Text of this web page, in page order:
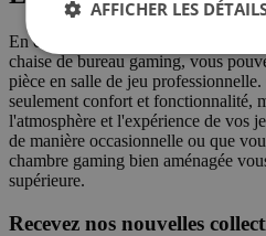
En combinant correctement un lit
chaise de bureau gaming, vous
pièce en salle de jeu
seulement confort et fonctionnalité,
l'atmosphère et l'expérience de vos
de manière occasionnelle ou que
chambre gaming bien aménagée
supérieure.
Recevez nos nouvelles
AFFICHER LES